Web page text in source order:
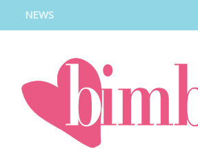
NEWS